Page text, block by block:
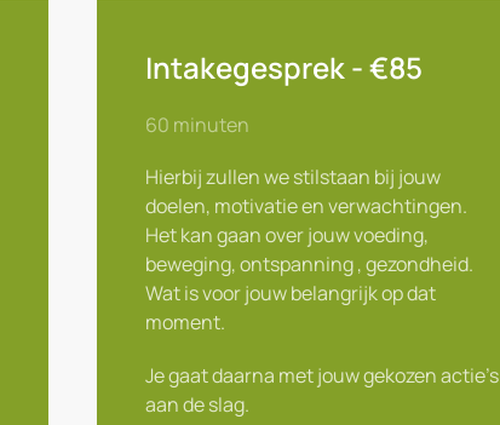
Intakegesprek - €85
60 minuten
Hierbij zullen we stilstaan bij jouw
doelen, motivatie en verwachtingen.
Het kan gaan over jouw voeding,
beweging, ontspanning , gezondheid.
Wat is voor jouw belangrijk op dat
moment.
Je gaat daarna met jouw gekozen actie’s
aan de slag.